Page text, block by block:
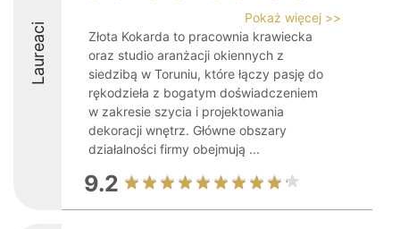
Laureaci
Pokaż więcej >>
Złota Kokarda to pracownia krawiecka
oraz studio aranżacji okiennych z
siedzibą w Toruniu, które łączy pasję do
rękodzieła z bogatym doświadczeniem
w zakresie szycia i projektowania
dekoracji wnętrz. Główne obszary
działalności firmy obejmują ...
9.2